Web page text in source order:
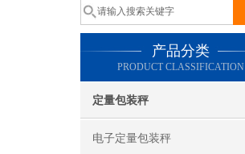
产品分类
PRODUCT CLASSIFICATION
定量包装秤
电子定量包装秤